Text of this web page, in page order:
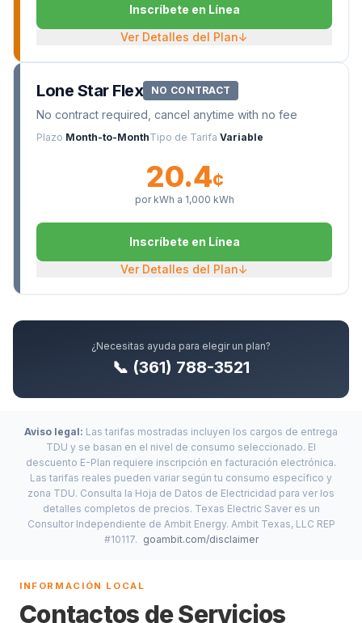
Inscríbete en Línea
Ver Detalles del Plan↓
Lone Star Flex NO CONTRACT
No contract required, cancel anytime with no fee
Plazo Month-to-MonthTipo de Tarifa Variable
20.4¢
por kWh a 1,000 kWh
Inscríbete en Línea
Ver Detalles del Plan↓
¿Necesitas ayuda para elegir un plan?
📞 (361) 788-3521
Aviso legal: Las tarifas mostradas incluyen los cargos de entrega
TDU y se basan en el nivel de consumo seleccionado. El
descuento E-Plan requiere inscripción en facturación electrónica.
Las tarifas reales pueden variar según tu consumo específico y
zona TDU. Consulta la Hoja de Datos de Electricidad para ver los
detalles completos de precios. Texas Electric Saver es un
Consultor Independiente de Ambit Energy. Ambit Texas, LLC REP
#10117. goambit.com/disclaimer
INFORMACIÓN LOCAL
Contactos de Servicios